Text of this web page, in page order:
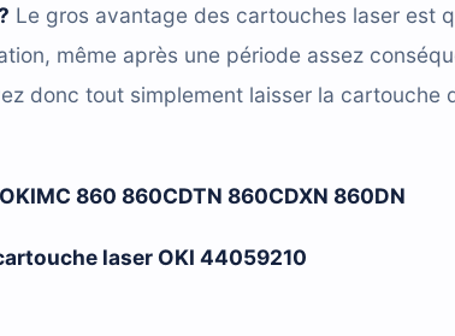
Le gros avantage des cartouches laser est
même après une période assez
donc tout simplement laisser la cartouche
OKIMC 860 860CDTN 860CDXN 860DN
laser OKI 44059210